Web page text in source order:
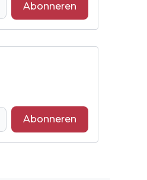
Abonneren
Abonneren